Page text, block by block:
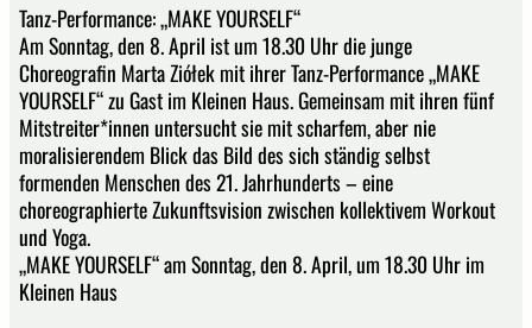
Tanz-Performance: „MAKE YOURSELF“
Am Sonntag, den 8. April ist um 18.30 Uhr die junge
Choreografin Marta Ziółek mit ihrer Tanz-Performance „MAKE
YOURSELF“ zu Gast im Kleinen Haus. Gemeinsam mit ihren fünf
Mitstreiter*innen untersucht sie mit scharfem, aber nie
moralisierendem Blick das Bild des sich ständig selbst
formenden Menschen des 21. Jahrhunderts – eine
choreographierte Zukunftsvision zwischen kollektivem Workout
und Yoga.
„MAKE YOURSELF“ am Sonntag, den 8. April, um 18.30 Uhr im
Kleinen Haus